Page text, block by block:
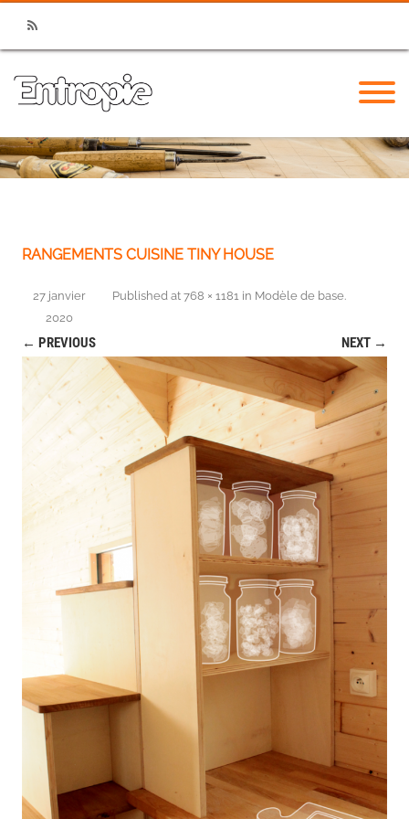
RSS
RANGEMENTS CUISINE TINY HOUSE
Published
27 janvier
2020
at 768 × 1181 in Modèle de base
← PREVIOUS NEXT →